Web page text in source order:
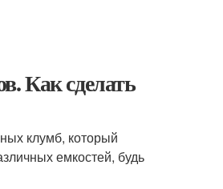
Как сделать
клумб, который
емкостей, будь